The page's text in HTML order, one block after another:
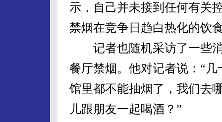
示，自己并未接到任何有关
禁烟在竞争日趋白热化的饮
记者也随机采访了一些消
餐厅禁烟。他对记者说：“
馆里都不能抽烟了，我们去
儿跟朋友一起喝酒？”